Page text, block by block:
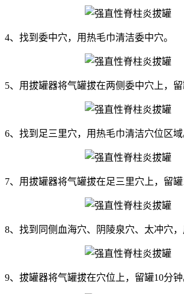
4、找到委中穴，用热毛巾清洁委中穴。
5、用拔罐器将气罐拔在两侧委中穴上，留
6、找到足三里穴，用热毛巾清洁穴位区域
7、用拔罐器将气罐拔在足三里穴上，留罐
8、找到同侧血海穴、阴陵泉穴、太冲穴，
9、拔罐器将气罐拔在穴位上，留罐10分